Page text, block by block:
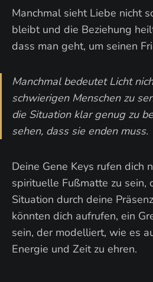
Manchmal sieht Liebe nicht
bleibt und die Beziehung
dass man geht, um seinen
Manchmal bedeutet Licht
schwierigen Menschen zu
die Situation klar genug zu
sehen, dass sie enden muss.
Deine Gene Keys rufen dich
spirituelle Fußmatte zu sein,
Situation durch deine
könnten dich aufrufen, ein
sein, der modelliert, wie es
Energie und Zeit zu ehren.